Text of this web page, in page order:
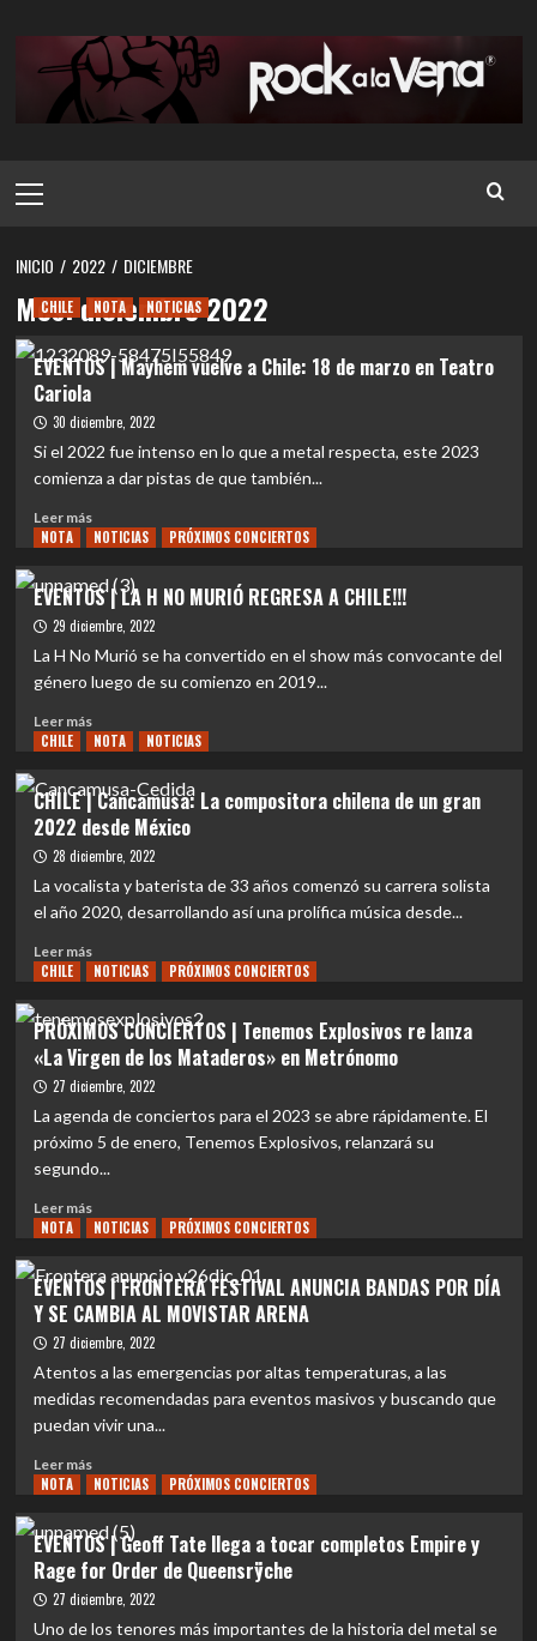
contenido
principal
INICIO 2022 DICIEMBRE
Mes:diciembre 2022
CHILE NOTA NOTICIAS
EVENTOS | Mayhem vuelve a Chile: 18 de marzo en Teatro
Cariola
30 diciembre, 2022
Si el 2022 fue intenso en lo que a metal respecta, este 2023
comienza a dar pistas de que también...
Leer másLeer
más
EVENTOS
|
Mayhem
vuelve
a
Chile:
18
de
en
Teatro
Cariola
NOTA NOTICIAS PRÓXIMOS CONCIERTOS
EVENTOS | LA H NO MURIÓ REGRESA A CHILE!!!
29 diciembre, 2022
La H No Murió se ha convertido en el show más convocante del
género luego de su comienzo en 2019...
Leer másLeer
más
EVENTOS
|
LA
H
NO
MURIÓ
REGRESA
A
CHILE!!!
CHILE NOTA NOTICIAS
CHILE | Cancamusa: La compositora chilena de un gran
2022 desde México
28 diciembre, 2022
La vocalista y baterista de 33 años comenzó su carrera solista
el año 2020, desarrollando así una prolífica música desde...
Leer másLeer
más
CHILE
|
Cancamusa:
La
compositora
de
un
2022
desde
CHILE NOTICIAS PRÓXIMOS CONCIERTOS
PRÓXIMOS CONCIERTOS | Tenemos Explosivos re lanza
«La Virgen de los Mataderos» en Metrónomo
27 diciembre, 2022
La agenda de conciertos para el 2023 se abre rápidamente. El
próximo 5 de enero, Tenemos Explosivos, relanzará su
segundo...
Leer másLeer
más
PRÓXIMOS
CONCIERTOS
|
Tenemos
Explosivos
lanza
«La
de
los
Mataderos»
en
Metrónomo
NOTA NOTICIAS PRÓXIMOS CONCIERTOS
EVENTOS | FRONTERA FESTIVAL ANUNCIA BANDAS POR DÍA
Y SE CAMBIA AL MOVISTAR ARENA
27 diciembre, 2022
Atentos a las emergencias por altas temperaturas, a las
medidas recomendadas para eventos masivos y buscando que
puedan vivir una...
Leer másLeer
más
EVENTOS
|
FRONTERA
FESTIVAL
ANUNCIA
NOTA NOTICIAS PRÓXIMOS CONCIERTOS
EVENTOS | Geoff Tate llega a tocar completos Empire y
Rage for Order de Queensrÿche
27 diciembre, 2022
Uno de los tenores más importantes de la historia del metal se